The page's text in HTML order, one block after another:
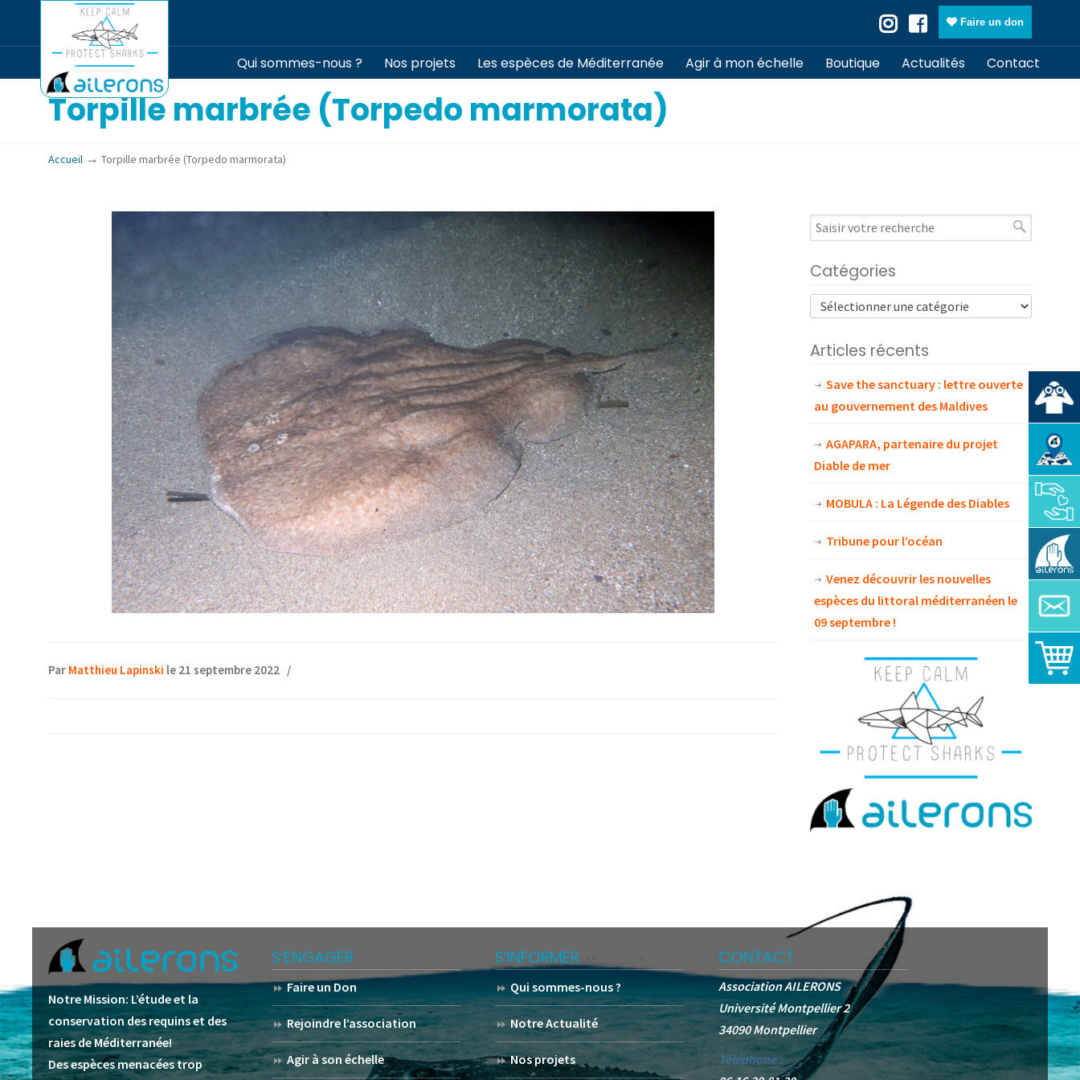
Faire un don
Qui sommes-nous ? Nos projets Les espèces de Méditerranée Agir à mon échelle Boutique Actualités Contact
Torpille marbrée (Torpedo marmorata)
Accueil →Torpille marbrée (Torpedo marmorata)
Par Matthieu Lapinski le 21 septembre 2022 /
Catégories
Articles récents
Save the sanctuary : lettre ouverte
au gouvernement des Maldives
AGAPARA, partenaire du projet
Diable de mer
MOBULA : La Légende des Diables
Tribune pour l’océan
Venez découvrir les nouvelles
espèces du littoral méditerranéen le
09 septembre !
Notre Mission: L’étude et la
conservation des requins et des
raies de Méditerranée!
Des espèces menacées trop
S’ENGAGER
Faire un Don
Rejoindre l’association
Agir à son échelle
S’INFORMER
Qui sommes-nous ?
Notre Actualité
Nos projets
CONTACT
Association AILERONS
Université Montpellier 2
34090 Montpellier
Téléphone :